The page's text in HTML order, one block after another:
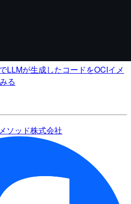
LLMが生成したコードをOCIイメ
る
ソッド株式会社